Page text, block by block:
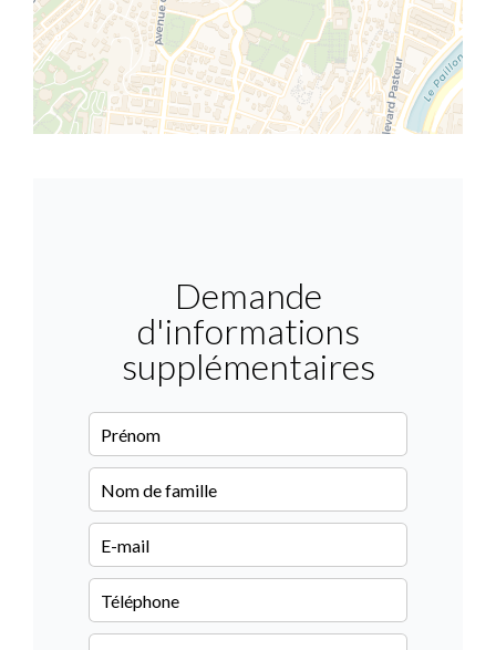
Demande
d'informations
supplémentaires